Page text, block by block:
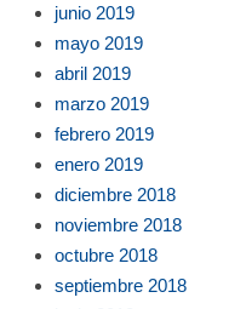
junio 2019
mayo 2019
abril 2019
marzo 2019
febrero 2019
enero 2019
diciembre 2018
noviembre 2018
octubre 2018
septiembre 2018